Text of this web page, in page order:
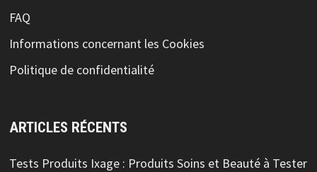
FAQ
Informations concernant les Cookies
Politique de confidentialité
ARTICLES RÉCENTS
Tests Produits Ixage : Produits Soins et Beauté à Tester